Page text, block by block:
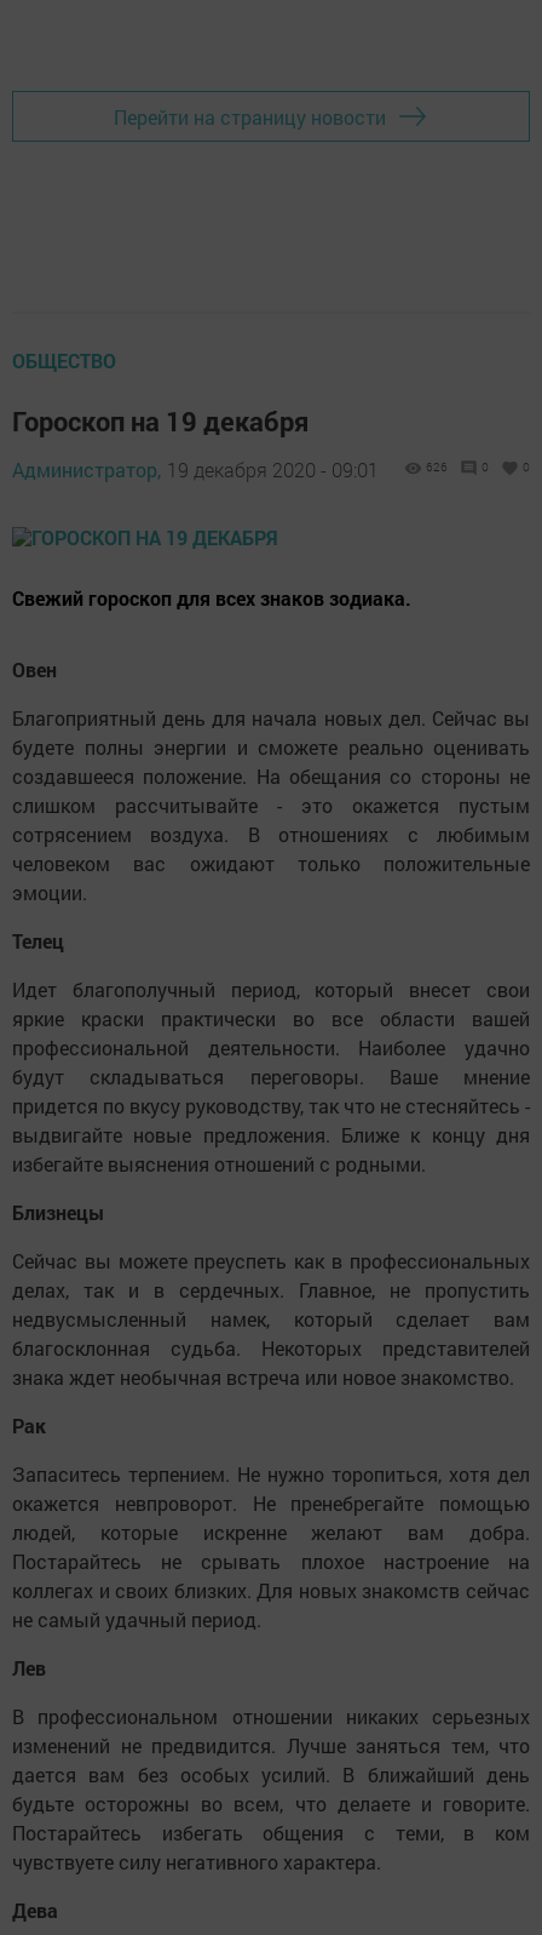
Перейти на страницу новости
ОБЩЕСТВО
Гороскоп на 19 декабря
Администратор, 19 декабря 2020 - 09:01 626 0 0
Свежий гороскоп для всех знаков зодиака.
Овен
Благоприятный день для начала новых дел. Сейчас вы
будете полны энергии и сможете реально оценивать
создавшееся положение. На обещания со стороны не
слишком рассчитывайте - это окажется пустым
сотрясением воздуха. В отношениях с любимым
человеком вас ожидают только положительные
эмоции.
Телец
Идет благополучный период, который внесет свои
яркие краски практически во все области вашей
профессиональной деятельности. Наиболее удачно
будут складываться переговоры. Ваше мнение
придется по вкусу руководству, так что не стесняйтесь -
выдвигайте новые предложения. Ближе к концу дня
избегайте выяснения отношений с родными.
Близнецы
Сейчас вы можете преуспеть как в профессиональных
делах, так и в сердечных. Главное, не пропустить
недвусмысленный намек, который сделает вам
благосклонная судьба. Некоторых представителей
знака ждет необычная встреча или новое знакомство.
Рак
Запаситесь терпением. Не нужно торопиться, хотя дел
окажется невпроворот. Не пренебрегайте помощью
людей, которые искренне желают вам добра.
Постарайтесь не срывать плохое настроение на
коллегах и своих близких. Для новых знакомств сейчас
не самый удачный период.
Лев
В профессиональном отношении никаких серьезных
изменений не предвидится. Лучше заняться тем, что
дается вам без особых усилий. В ближайший день
будьте осторожны во всем, что делаете и говорите.
Постарайтесь избегать общения с теми, в ком
чувствуете силу негативного характера.
Дева